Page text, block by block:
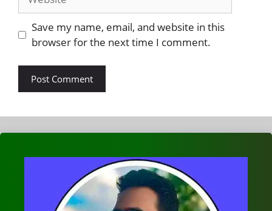
Save my name, email, and website in this
browser for the next time I comment.